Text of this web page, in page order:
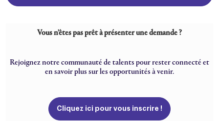
Vous n’êtes pas prêt à présenter une demande ?
Rejoignez notre communauté de talents pour rester connecté et
en savoir plus sur les opportunités à venir.
Cliquez ici pour vous inscrire !